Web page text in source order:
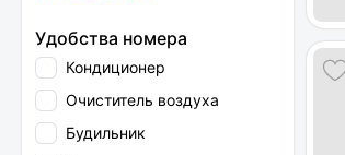
Удобства номера
Кондиционер
Очиститель воздуха
Будильник